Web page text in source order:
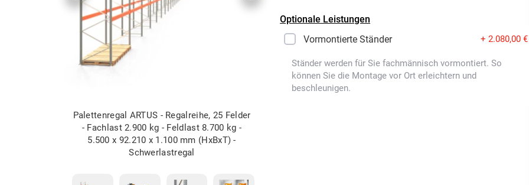
Palettenregal ARTUS - Regalreihe, 25 Felder
- Fachlast 2.900 kg - Feldlast 8.700 kg -
5.500 x 92.210 x 1.100 mm (HxBxT) -
Schwerlastregal
Optionale Leistungen
Vormontierte Ständer
+ 2.080,00 €
Ständer werden für Sie fachmännisch vormontiert. So
können Sie die Montage vor Ort erleichtern und
beschleunigen.